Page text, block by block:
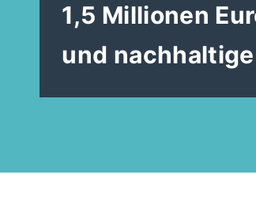
1,5 Millionen
und